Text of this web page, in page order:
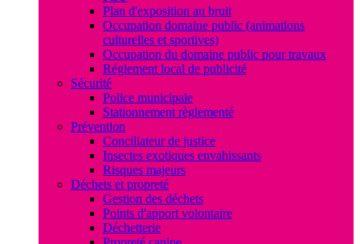
Plan d'exposition au bruit
Occupation domaine public (animations
culturelles et sportives)
Occupation du domaine public pour travaux
Réglement local de publicité
Sécurité
Police municipale
Stationnement règlementé
Prévention
Conciliateur de justice
Insectes exotiques envahissants
Risques majeurs
Déchets et propreté
Gestion des déchets
Points d'apport volontaire
Déchetterie